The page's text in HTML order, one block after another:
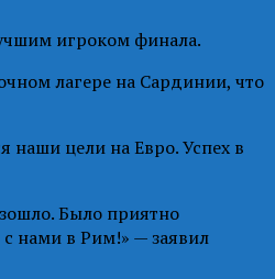
игроком финала.
лагере на Сардинии, что
наши цели на Евро. Успех в
Было приятно
с нами в Рим!» — заявил